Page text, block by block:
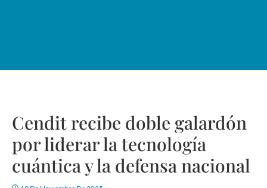
Cendit recibe doble galardón
por liderar la tecnología
cuántica y la defensa nacional